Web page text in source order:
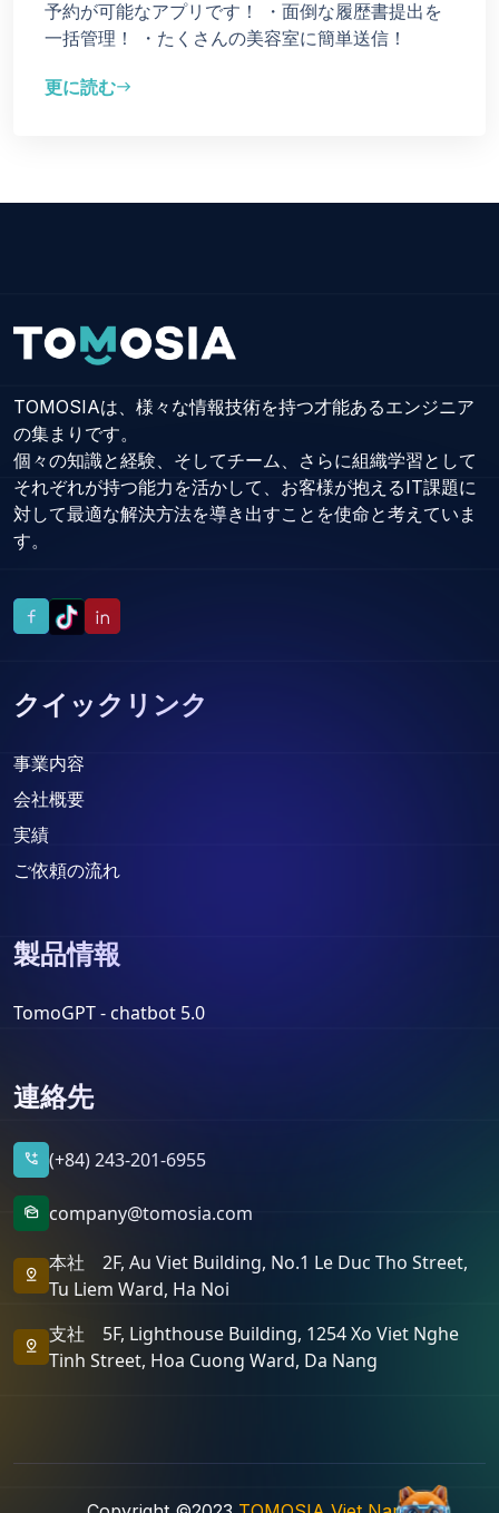
予約が可能なアプリです！
・面倒な履歴書提出を
一括管理！
・たくさんの美容室に簡単送信！
更に読むeast
TOMOSIAは、様々な情報技術を持つ才能あるエンジニア
の集まりです。
個々の知識と経験、そしてチーム、さらに組織学習として
それぞれが持つ能力を活かして、お客様が抱えるIT課題に
対して最適な解決方法を導き出すことを使命と考えていま
す。
クイックリンク
事業内容
会社概要
実績
ご依頼の流れ
製品情報
TomoGPT - chatbot 5.0
連絡先
add_call (+84) 243-201-6955
mark_as_unread company@tomosia.com
pin_drop
本社 2F, Au Viet Building, No.1 Le Duc Tho Street,
Tu Liem Ward, Ha Noi
pin_drop
支社 5F, Lighthouse Building, 1254 Xo Viet Nghe
Tinh Street, Hoa Cuong Ward, Da Nang